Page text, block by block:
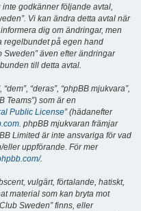
godkänner följande avtal,
Vi kan ändra detta avtal när
dig om ändringar, men
regelbundet på egen hand
Sweden” även efter ändringar
till detta avtal.
“deras”, “phpBB mjukvara”,
Teams”) som är en
Public License” (hädanefter
. phpBB mjukvaran främjar
Limited är inte ansvariga för vad
uppförande. För mer
.
vulgärt, förtalande, hatiskt,
material som kan bryta mot
Sweden” finns, eller